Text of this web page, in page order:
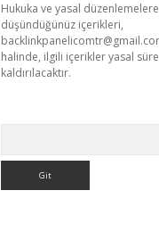
Hukuka ve yasal
düşündüğünüz içerikleri,
halinde, ilgili içerikler yasal
kaldırılacaktır.